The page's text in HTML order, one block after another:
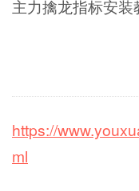
主力擒龙指标安装
https://
ml